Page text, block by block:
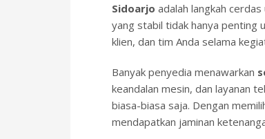
Sidoarjo adalah langkah
yang stabil tidak hanya penting
klien, dan tim Anda selama
Banyak penyedia menawarkan
keandalan mesin, dan layanan
biasa-biasa saja. Dengan
mendapatkan jaminan